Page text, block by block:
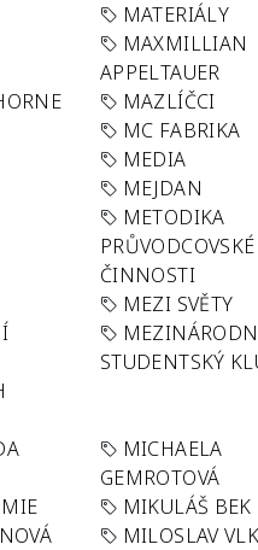
MATERIÁLY
MAXMILLIAN
APPELTAUER
MAZLÍČCI
MC FABRIKA
MEDIA
MEJDAN
METODIKA
PRŮVODCOVSKÉ
ČINNOSTI
MEZI SVĚTY
STUDENTSKÝ
MICHAELA
GEMROTOVÁ
MIKULÁŠ BEK
MILOSLAV VLK